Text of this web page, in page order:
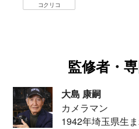
監修者・
大島 康嗣
カメラマン
1942年埼玉県生